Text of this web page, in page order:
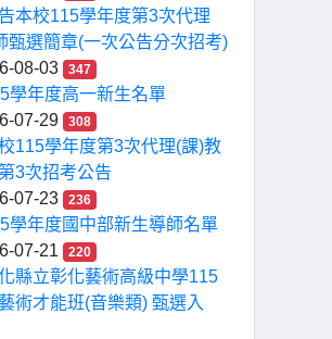
本校115學年度第3次代理
甄選簡章(一次公告分次招考)
08-03
347
學年度高一新生名單
07-29
308
115學年度第3次代理(課)教
3次招考公告
07-23
236
學年度國中部新生導師名單
07-21
220
縣立彰化藝術高級中學115
術才能班(音樂類) 甄選入